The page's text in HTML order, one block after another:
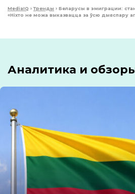
MediaIQ ›Тренды › Беларусы в эмиграции:
«Ніхто не можа выказвацца за ўсю дыяспару
Аналитика и